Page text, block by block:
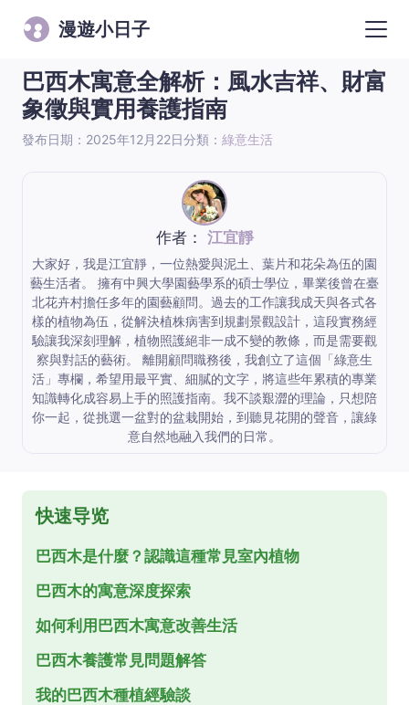
漫遊小日子
巴西木寓意全解析：風水吉祥、財富
象徵與實用養護指南
發布日期：2025年12月22日分類： 綠意生活
作者： 江宜靜
大家好，我是江宜靜，一位熱愛與泥土、葉片和花朵為伍的園
藝生活者。 擁有中興大學園藝學系的碩士學位，畢業後曾在臺
北花卉村擔任多年的園藝顧問。過去的工作讓我成天與各式各
樣的植物為伍，從解決植株病害到規劃景觀設計，這段實務經
驗讓我深刻理解，植物照護絕非一成不變的教條，而是需要觀
察與對話的藝術。 離開顧問職務後，我創立了這個「綠意生
活」專欄，希望用最平實、細膩的文字，將這些年累積的專業
知識轉化成容易上手的照護指南。我不談艱澀的理論，只想陪
你一起，從挑選一盆對的盆栽開始，到聽見花開的聲音，讓綠
意自然地融入我們的日常。
快速导览
巴西木是什麼？認識這種常見室內植物
巴西木的寓意深度探索
如何利用巴西木寓意改善生活
巴西木養護常見問題解答
我的巴西木種植經驗談